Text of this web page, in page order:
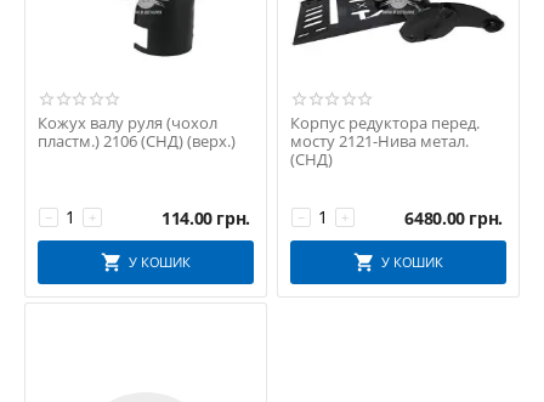
Кожух валу руля (чохол
пластм.) 2106 (СНД) (верх.)
+
− 114.00 грн.
У КОШИК
Корпус редуктора перед.
мосту 2121-Нива метал.
(СНД)
+
− 6480.00 грн.
У КОШИК